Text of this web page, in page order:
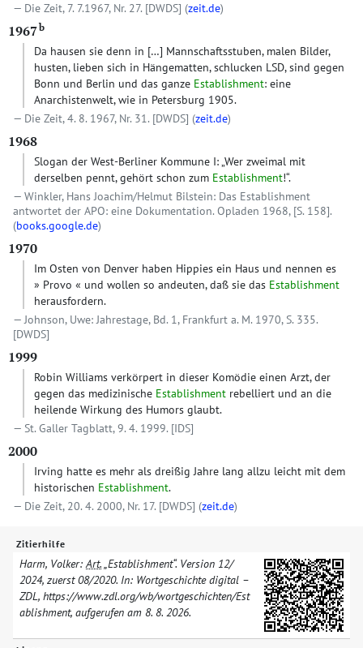
Die Zeit, 7. 7.1967, Nr. 27. [DWDS] (zeit.de)
1967b
Da hausen sie denn in […] Mannschaftsstuben, malen Bilder,
husten, lieben sich in Hängematten, schlucken LSD, sind gegen
Bonn und Berlin und das ganze Establishment: eine
Anarchistenwelt, wie in Petersburg 1905.
Die Zeit, 4. 8. 1967, Nr. 31. [DWDS] (zeit.de)
1968
Slogan der West-Berliner Kommune I: „Wer zweimal mit
derselben pennt, gehört schon zum Establishment!“.
Winkler, Hans Joachim/Helmut Bilstein: Das Establishment
antwortet der APO: eine Dokumentation. Opladen 1968, [S. 158].
(books.google.de)
1970
Im Osten von Denver haben Hippies ein Haus und nennen es
» Provo « und wollen so andeuten, daß sie das Establishment
herausfordern.
Johnson, Uwe: Jahrestage, Bd. 1, Frankfurt a. M. 1970, S. 335.
[DWDS]
1999
Robin Williams verkörpert in dieser Komödie einen Arzt, der
gegen das medizinische Establishment rebelliert und an die
heilende Wirkung des Humors glaubt.
St. Galler Tagblatt, 9. 4. 1999. [IDS]
2000
Irving hatte es mehr als dreißig Jahre lang allzu leicht mit dem
historischen Establishment.
Die Zeit, 20. 4. 2000, Nr. 17. [DWDS] (zeit.de)
Zitierhilfe
Harm, Volker:Art.„Establishment“. Version 12/​
2024, zuerst08/​2020. In: Wortgeschichte digital –
ZDL, https://www.zdl.org/​wb/​wortgeschichten/​Est
ablishment, aufgerufen am 8. 8. 2026.